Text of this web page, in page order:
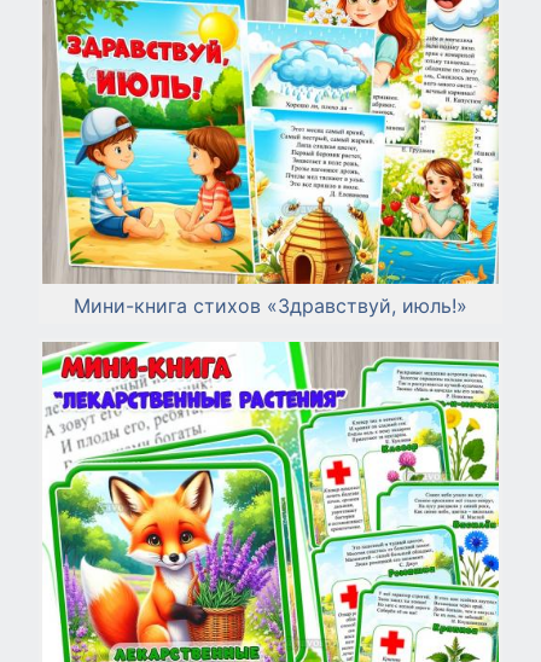
Мини-книга стихов «Здравствуй, июль!»